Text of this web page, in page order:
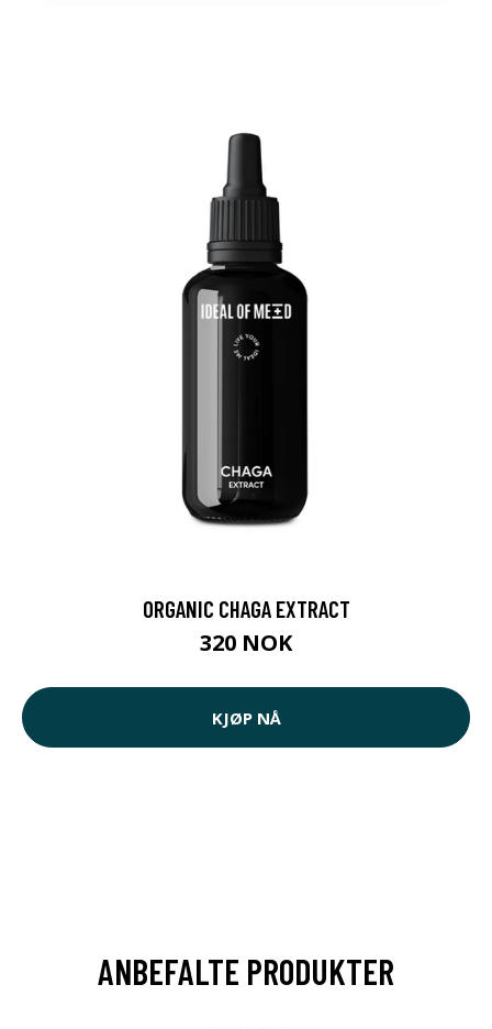
ORGANIC CHAGA EXTRACT
320 NOK
KJØP NÅ
ANBEFALTE PRODUKTER